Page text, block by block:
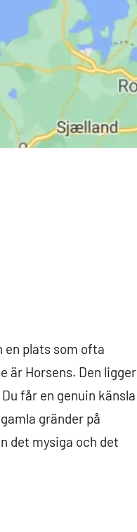
en plats som ofta
är Horsens. Den ligger
får en genuin känsla
gränder på
det mysiga och det